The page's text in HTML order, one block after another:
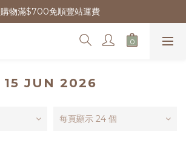
購物滿$700免順豐站運費
15 JUN 2026
每頁顯示 24 個